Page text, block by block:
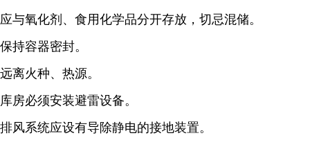
应与氧化剂、食用化学品分开存放，切忌混储。
保持容器密封。
远离火种、热源。
库房必须安装避雷设备。
排风系统应设有导除静电的接地装置。